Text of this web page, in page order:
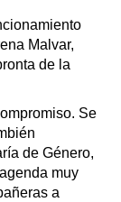
Malvar,
de la
Se
de Género,
muy
a